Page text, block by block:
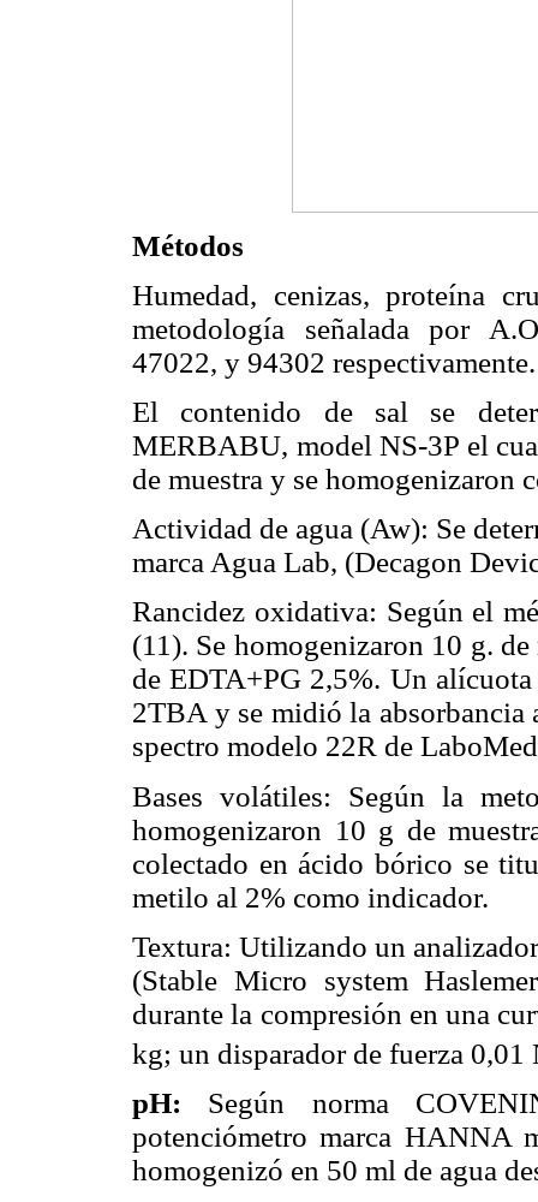
Métodos
Humedad, cenizas, proteína
metodología señalada por
47022, y 94302 respectivamente.
El contenido de sal se
MERBABU, model NS-3P el
de muestra y se homogenizaron
Actividad de agua (Aw): Se
marca Agua Lab, (Decagon
Rancidez oxidativa: Según el
(11). Se homogenizaron 10 g.
de EDTA+PG 2,5%. Un
2TBA y se midió la absorbancia
spectro modelo 22R de
Bases volátiles: Según la
homogenizaron 10 g de
colectado en ácido bórico se
metilo al 2% como indicador.
Textura: Utilizando un
(Stable Micro system
durante la compresión en una
kg; un disparador de fuerza 0,01
pH: Según norma
potenciómetro marca HANNA
homogenizó en 50 ml de agua